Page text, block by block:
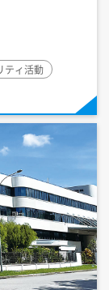
ティ活動